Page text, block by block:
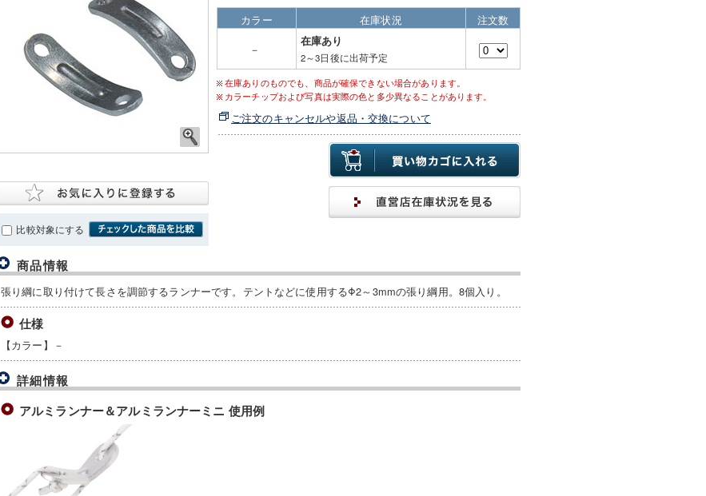
比較対象にする
カラー 在庫状況
注文数
－
在庫あり
2～3日後に出荷予定
在庫ありのものでも、商品が確保できない場合があります。
カラーチップおよび写真は実際の色と多少異なることがあります。
ご注文のキャンセルや返品・交換について
商品情報
張り綱に取り付けて長さを調節するランナーです。テントなどに使用するΦ2～3mmの張り綱用。8個入り。
仕様
【カラー】－
詳細情報
アルミランナー＆アルミランナーミニ 使用例